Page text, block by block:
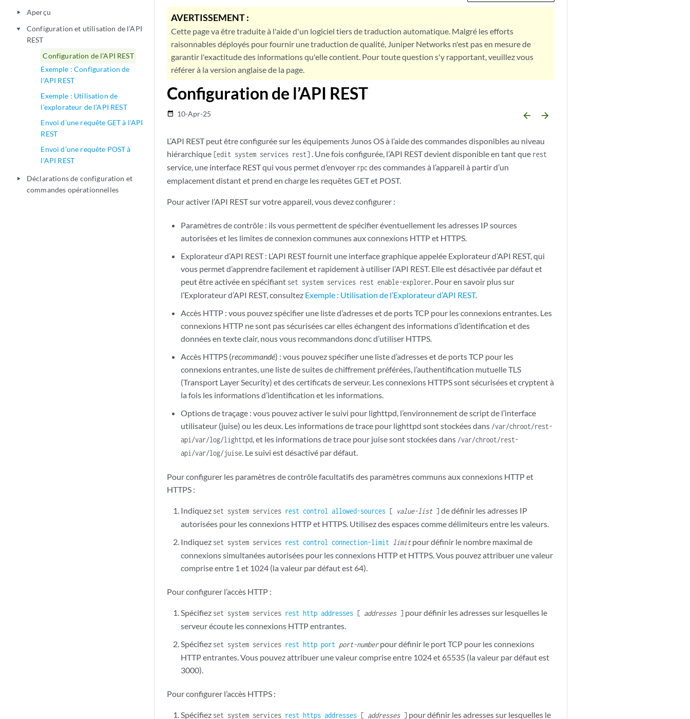
play_arrow Aperçu
play_arrow
Configuration et utilisation de l’API
REST
Configuration de l’API REST
Exemple : Configuration de
l’API REST
Exemple : Utilisation de
l’explorateur de l’API REST
Envoi d’une requête GET à l’API
REST
Envoi d’une requête POST à
l’API REST
play_arrow
Déclarations de configuration et
commandes opérationnelles
AVERTISSEMENT :
Cette page va être traduite à l'aide d'un logiciel tiers de traduction automatique. Malgré les efforts
raisonnables déployés pour fournir une traduction de qualité, Juniper Networks n'est pas en mesure de
garantir l'exactitude des informations qu'elle contient. Pour toute question s'y rapportant, veuillez vous
référer à la version anglaise de la page.
Configuration de l’API REST
date_range 10-Apr-25 arrow_backward arrow_forward
L’API REST peut être configurée sur les équipements Junos OS à l’aide des commandes disponibles au niveau
hiérarchique [edit system services rest] . Une fois configurée, l’API REST devient disponible en tant que rest
service, une interface REST qui vous permet d’envoyer rpcdes commandes à l’appareil à partir d’un
emplacement distant et prend en charge les requêtes GET et POST.
Pour activer l’API REST sur votre appareil, vous devez configurer :
Paramètres de contrôle : ils vous permettent de spécifier éventuellement les adresses IP sources
autorisées et les limites de connexion communes aux connexions HTTP et HTTPS.
Explorateur d’API REST : L’API REST fournit une interface graphique appelée Explorateur d’API REST, qui
vous permet d’apprendre facilement et rapidement à utiliser l’API REST. Elle est désactivée par défaut et
peut être activée en spécifiant set system services rest enable-explorer. Pour en savoir plus sur
l’Explorateur d’API REST, consultez Exemple : Utilisation de l’Explorateur d’API REST.
Accès HTTP : vous pouvez spécifier une liste d’adresses et de ports TCP pour les connexions entrantes. Les
connexions HTTP ne sont pas sécurisées car elles échangent des informations d’identification et des
données en texte clair, nous vous recommandons donc d’utiliser HTTPS.
Accès HTTPS (recommandé) : vous pouvez spécifier une liste d’adresses et de ports TCP pour les
connexions entrantes, une liste de suites de chiffrement préférées, l’authentification mutuelle TLS
(Transport Layer Security) et des certificats de serveur. Les connexions HTTPS sont sécurisées et cryptent à
la fois les informations d’identification et les informations.
Options de traçage : vous pouvez activer le suivi pour lighttpd, l’environnement de script de l’interface
utilisateur (juise) ou les deux. Les informations de trace pour lighttpd sont stockées dans /var/chroot/rest-
api/var/log/lighttpd, et les informations de trace pour juise sont stockées dans /var/chroot/rest-
api/var/log/juise. Le suivi est désactivé par défaut.
Pour configurer les paramètres de contrôle facultatifs des paramètres communs aux connexions HTTP et
HTTPS :
Indiquez set system services rest control allowed-sources [ value-list] de définir les adresses IP
autorisées pour les connexions HTTP et HTTPS. Utilisez des espaces comme délimiteurs entre les valeurs.
Indiquez set system services rest control connection-limit limitpour définir le nombre maximal de
connexions simultanées autorisées pour les connexions HTTP et HTTPS. Vous pouvez attribuer une valeur
comprise entre 1 et 1024 (la valeur par défaut est 64).
Pour configurer l’accès HTTP :
Spécifiez set system services rest http addresses [ addresses] pour définir les adresses sur lesquelles le
serveur écoute les connexions HTTP entrantes.
Spécifiez set system services rest http port port-numberpour définir le port TCP pour les connexions
HTTP entrantes. Vous pouvez attribuer une valeur comprise entre 1024 et 65535 (la valeur par défaut est
3000).
Pour configurer l’accès HTTPS :
Spécifiez set system services rest https addresses [ addresses] pour définir les adresses sur lesquelles le